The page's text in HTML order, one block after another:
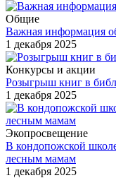
Общие
Важная информация
1 декабря 2025
Конкурсы и акции
Розыгрыш книг в
1 декабря 2025
Экопросвещение
В кондопожской
лесным мамам
1 декабря 2025